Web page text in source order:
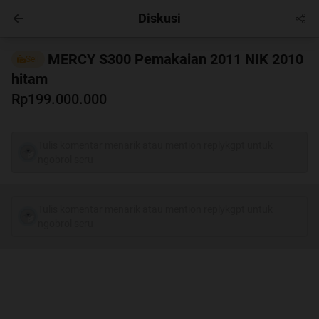
Masuk
Diskusi
Sell
MERCY S300 Pemakaian 2011 NIK 2010
hitam
Rp199.000.000